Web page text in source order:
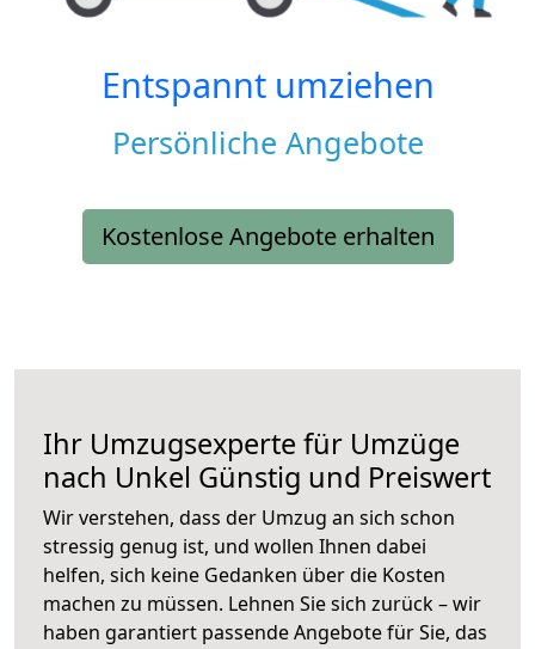
Entspannt umziehen
Persönliche Angebote
Kostenlose Angebote erhalten
Ihr Umzugsexperte für Umzüge
nach Unkel Günstig und Preiswert
Wir verstehen, dass der Umzug an sich schon
stressig genug ist, und wollen Ihnen dabei
helfen, sich keine Gedanken über die Kosten
machen zu müssen. Lehnen Sie sich zurück – wir
haben garantiert passende Angebote für Sie, das